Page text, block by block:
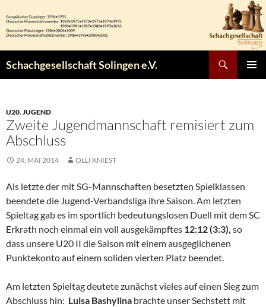
Inhalt
springen
Schachgesellschaft Solingen e.V.
U20,JUGEND
Zweite Jugendmannschaft remisiert zum
Abschluss
24. MAI 2014 OLLI KNIEST
Als letzte der mit SG-Mannschaften besetzten Spielklassen
beendete die Jugend-Verbandsliga ihre Saison. Am letzten
Spieltag gab es im sportlich bedeutungslosen Duell mit dem SC
Erkrath noch einmal ein voll ausgekämpftes 12:12 (3:3), so
dass unsere U20 II die Saison mit einem ausgeglichenen
Punktekonto auf einem soliden vierten Platz beendet.
Am letzten Spieltag deutete zunächst vieles auf einen Sieg zum
Abschluss hin: Luisa Bashylina brachte unser Sechstett mit